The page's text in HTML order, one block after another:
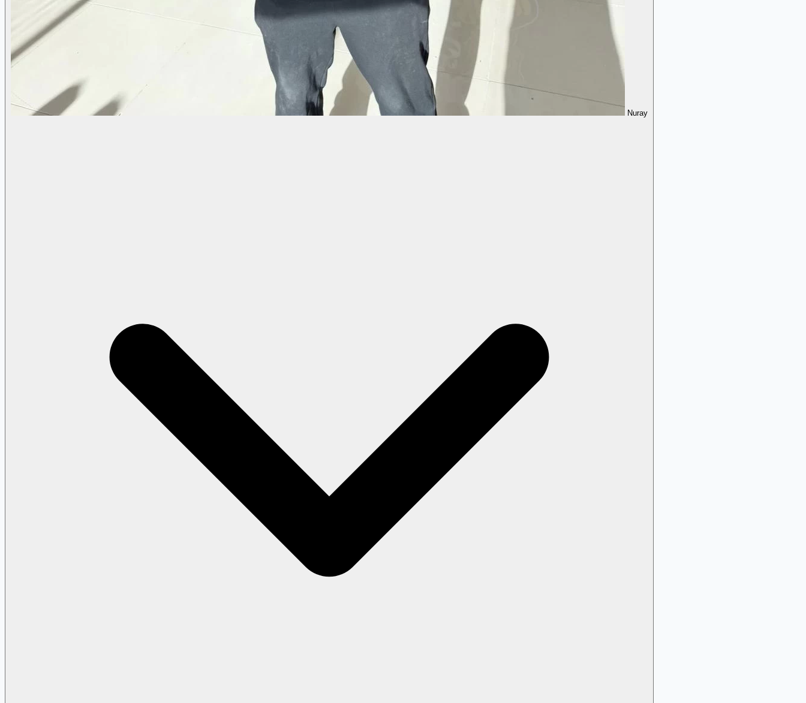
Nuray